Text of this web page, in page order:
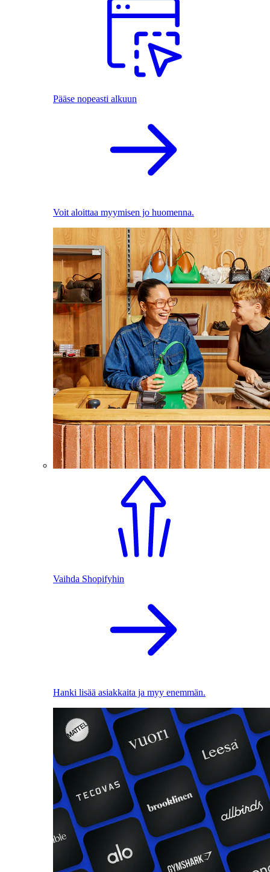
Pääse nopeasti alkuun
Voit aloittaa myymisen jo huomenna.
Vaihda Shopifyhin
Hanki lisää asiakkaita ja myy enemmän.